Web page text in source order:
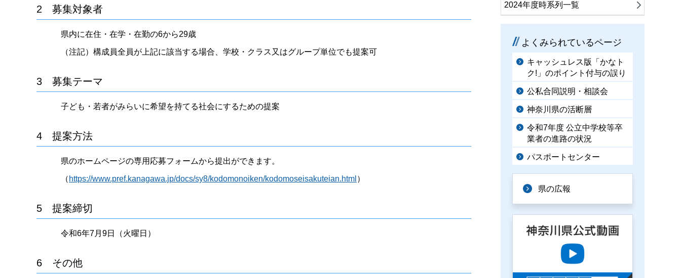
2 募集対象者
県内に在住・在学・在勤の6から29歳
（注記）構成員全員が上記に該当する場合、学校・クラス又はグループ単位でも提案可
3 募集テーマ
子ども・若者がみらいに希望を持てる社会にするための提案
4 提案方法
県のホームページの専用応募フォームから提出ができます。
（ https://www.pref.kanagawa.jp/docs/sy8/kodomonoiken/kodomoseisakuteian.html ）
5 提案締切
令和6年7月9日（火曜日）
6 その他
2024年度時系列一覧
よくみられているページ
キャッシュレス版「かなト
ク!」のポイント付与の誤り
公私合同説明・相談会
神奈川県の活断層
令和7年度 公立中学校等卒
業者の進路の状況
パスポートセンター
県の広報